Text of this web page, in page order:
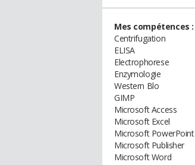
Mes compétences :
Centrifugation
ELISA
Electrophorese
Enzymologie
Western Blo
GIMP
Microsoft Access
Microsoft Excel
Microsoft PowerPoint
Microsoft Publisher
Microsoft Word